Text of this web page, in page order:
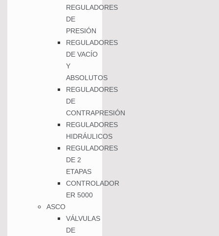
REGULADORES
DE
PRESIÓN
REGULADORES
DE VACÍO
Y
ABSOLUTOS
REGULADORES
DE
CONTRAPRESIÓN
REGULADORES
HIDRÁULICOS
REGULADORES
DE 2
ETAPAS
CONTROLADOR
ER 5000
ASCO
VÁLVULAS
DE